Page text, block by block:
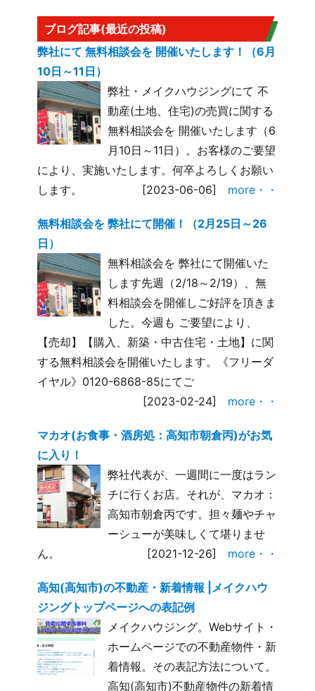
ブログ記事(最近の投稿)
弊社にて 無料相談会を 開催いたします！（6月
10日～11日）
弊社・メイクハウジングにて 不
動産(土地、住宅)の売買に関する
無料相談会を 開催いたします（6
月10日～11日）。お客様のご要望
により、実施いたします。何卒よろしくお願い
します。
[2023-06-06] more・・
無料相談会を 弊社にて開催！（2月25日～26
日）
無料相談会を 弊社にて開催いた
します先週（2/18～2/19）、無
料相談会を開催しご好評を頂きま
した。今週も ご要望により、
【売却】【購入、新築・中古住宅・土地】に関
する無料相談会を開催いたします。《フリーダ
イヤル》0120-6868-85にてご
[2023-02-24] more・・
マカオ(お食事・酒房処：高知市朝倉丙)がお気
に入り！
弊社代表が、一週間に一度はラン
チに行くお店。それが、マカオ：
高知市朝倉丙です。担々麺やチャ
ーシューが美味しくて堪りませ
ん。
[2021-12-26] more・・
高知(高知市)の不動産・新着情報 |メイクハウ
ジングトップページへの表記例
メイクハウジング。Webサイト・
ホームページでの不動産物件・新
着情報。その表記方法について。
高知(高知市)不動産物件の新着情